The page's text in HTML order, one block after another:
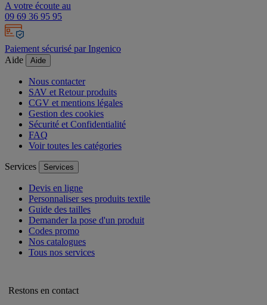
A votre écoute au
09 69 36 95 95
Paiement sécurisé par Ingenico
Aide
Aide
Nous contacter
SAV et Retour produits
CGV et mentions légales
Gestion des cookies
Sécurité et Confidentialité
FAQ
Voir toutes les catégories
Services Services
Devis en ligne
Personnaliser ses produits textile
Guide des tailles
Demander la pose d'un produit
Codes promo
Nos catalogues
Tous nos services
Restons en contact